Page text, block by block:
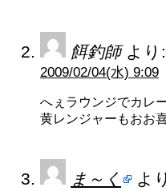
餌釣師 より:
2009/02/04(水) 9:09
へぇラウンジでカレ
黄レンジャーもおお
ま～く よ